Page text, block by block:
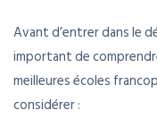
Avant d’entrer dans le
important de
meilleures écoles
considérer :